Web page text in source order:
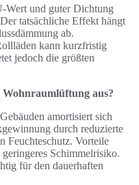
Wert und guter Dichtung
tatsächliche Effekt hängt
ab.
kann kurzfristig
jedoch die größten
aus?
amortisiert sich
durch reduzierte
Feuchteschutz. Vorteile
Schimmelrisiko.
für den dauerhaften